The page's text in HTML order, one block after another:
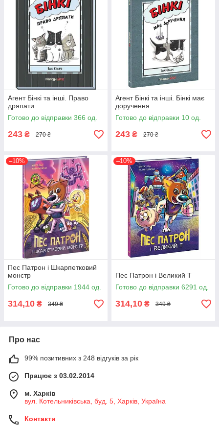
Агент Бінкі та інші. Право
дряпати
Готово до відправки 366 од.
243 ₴ 270 ₴
Агент Бінкі та інші. Бінкі має
доручення
Готово до відправки 10 од.
243 ₴ 270 ₴
–10%
Пес Патрон і Шкарпетковий
монстр
Готово до відправки 1944 од.
314,10 ₴ 349 ₴
–10%
Пес Патрон і Великий Т
Готово до відправки 6291 од.
314,10 ₴ 349 ₴
Про нас
99% позитивних з 248 відгуків за рік
Працює з 03.02.2014
м. Харків
вул. Котельниківська, буд. 5, Харків, Україна
Контакти